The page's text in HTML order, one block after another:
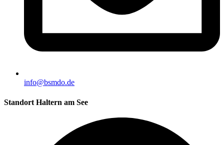
info@bsmdo.de
Standort Haltern am See